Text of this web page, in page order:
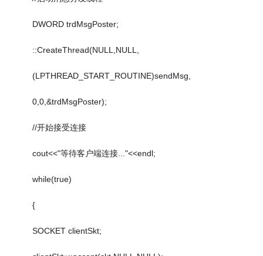
DWORD trdMsgPoster;
::CreateThread(NULL,NULL,
(LPTHREAD_START_ROUTINE)sendMsg,
0,0,&trdMsgPoster);
//开始接受连接
cout<<"等待客户端连接..."<<endl;
while(true)
{
SOCKET clientSkt;